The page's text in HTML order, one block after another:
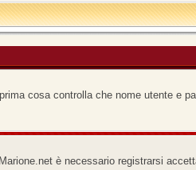
cosa controlla che nome utente e
è necessario registrarsi